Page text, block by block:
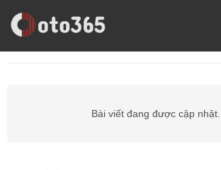
Trang Chủ Giá Xe Ô Tô
Bài viết đang được cập nhật...